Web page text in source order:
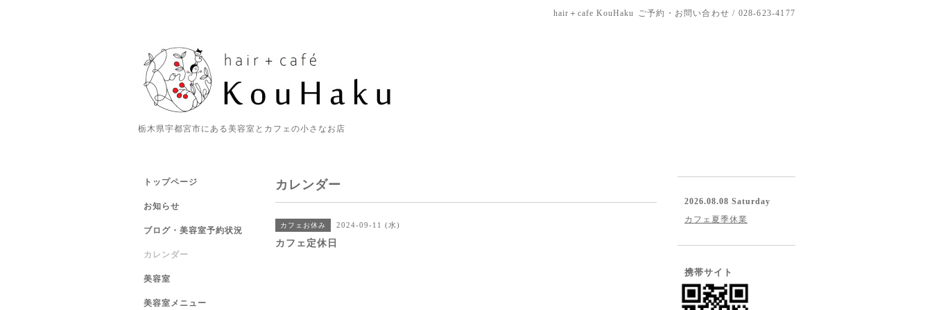
hair＋cafe KouHaku ご予約・お問い合わせ / 028-623-4177
栃木県宇都宮市にある美容室とカフェの小さなお店
カレンダー
カフェお休み 2024-09-11 (水)
カフェ定休日
トップページ
お知らせ
ブログ・美容室予約状況
カレンダー
美容室
美容室メニュー
2026.08.08 Saturday
カフェ夏季休業
携帯サイト